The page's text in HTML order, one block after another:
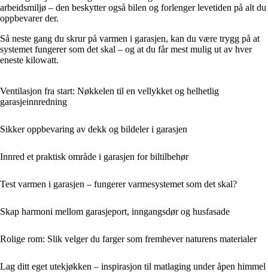
arbeidsmiljø – den beskytter også bilen og forlenger levetiden på alt du
oppbevarer der.
Så neste gang du skrur på varmen i garasjen, kan du være trygg på at
systemet fungerer som det skal – og at du får mest mulig ut av hver
eneste kilowatt.
Ventilasjon fra start: Nøkkelen til en vellykket og helhetlig
garasjeinnredning
Sikker oppbevaring av dekk og bildeler i garasjen
Innred et praktisk område i garasjen for biltilbehør
Test varmen i garasjen – fungerer varmesystemet som det skal?
Skap harmoni mellom garasjeport, inngangsdør og husfasade
Rolige rom: Slik velger du farger som fremhever naturens materialer
Lag ditt eget utekjøkken – inspirasjon til matlaging under åpen himmel